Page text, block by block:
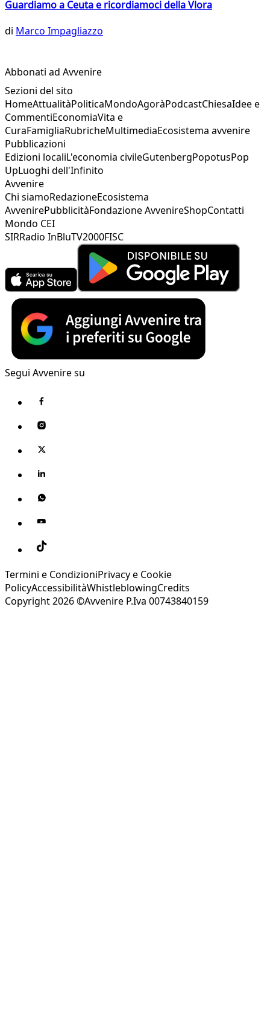
Guardiamo a Ceuta e ricordiamoci della Vlora
di Marco Impagliazzo
Abbonati ad Avvenire
Sezioni del sito
HomeAttualitàPoliticaMondoAgoràPodcastChiesaIdee e
CommentiEconomiaVita e
CuraFamigliaRubricheMultimediaEcosistema avvenire
Pubblicazioni
Edizioni localiL'economia civileGutenbergPopotusPop
UpLuoghi dell'Infinito
Avvenire
Chi siamoRedazioneEcosistema
AvvenirePubblicitàFondazione AvvenireShopContatti
Mondo CEI
SIRRadio InBluTV2000FISC
Segui Avvenire su
Termini e CondizioniPrivacy e Cookie
PolicyAccessibilitàWhistleblowingCredits
Copyright 2026 ©Avvenire P.Iva 00743840159